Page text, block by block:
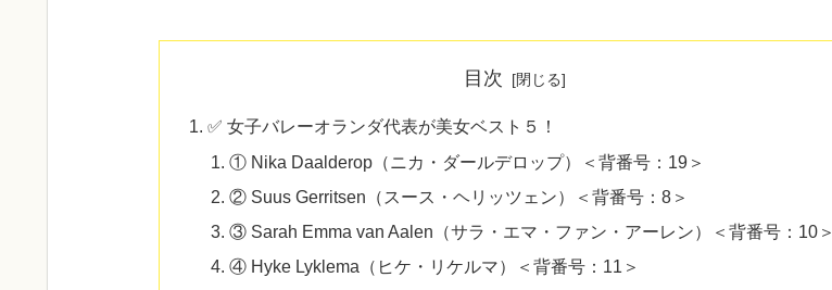
目次
✅ 女子バレーオランダ代表が美女ベスト５！
① Nika Daalderop（ニカ・ダールデロップ）＜背番号：19＞
② Suus Gerritsen（スース・ヘリッツェン）＜背番号：8＞
③ Sarah Emma van Aalen（サラ・エマ・ファン・アーレン）＜背番号：10＞
④ Hyke Lyklema（ヒケ・リケルマ）＜背番号：11＞